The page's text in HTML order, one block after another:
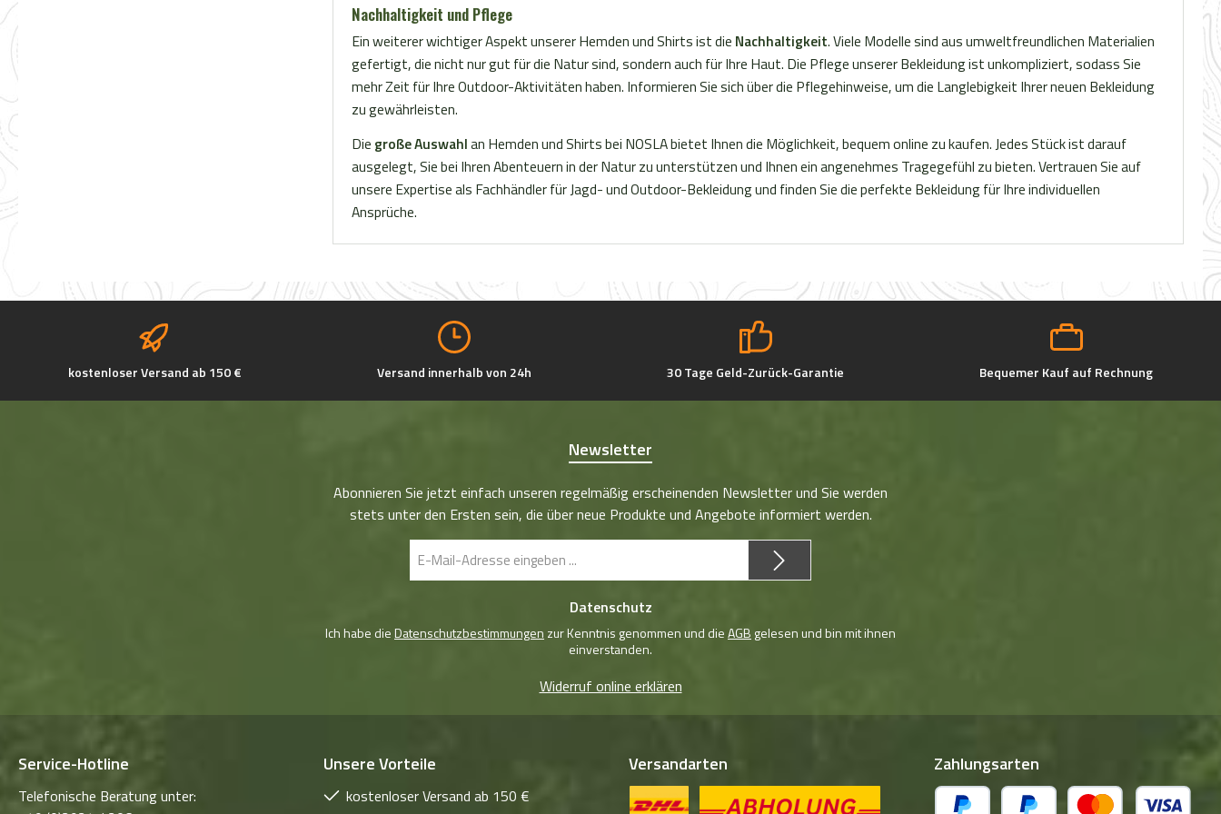
optimales Körperklima bei jeder
Wetterlage. Pflegeleicht: Das Hemd
ist widerstandsfähig gegenüber
Verschmutzungen und lässt sich leicht
reinigen. Praktische Details: Das
Knopfleiste, einen klassischen Kragen
und zwei Brusttaschen mit
Knopfverschluss. Optimale
Bewegungsfreiheit: Mit seinem
hohen Tragekomfort. Ob bei der Jagd,
beim Wandern oder in der Freizeit –
das Blaser Herren Hemd Tristan 22 in
dunkel olive/rot kariert ist Ihr
perfekter Begleiter.
ist modisch und vielseitig, perfekt für
den Outdoor-Einsatz und den Alltag.
Praktisch: Mit einer durchgehenden
für Ihre Habseligkeiten. Pflegeleicht:
Das Hemd ist maschinenwaschbar
und benötigt minimale Pflege, was es
trendiges Kleidungsstück. Es ist ein
verlässlicher Partner, der Ihnen hilft,
jedes Abenteuer komfortabel und
stilvoll zu meistern. Entdecken Sie die
Welt der Outdoor-Mode neu mit
Nachhaltigkeit und Pflege
Ein weiterer wichtiger Aspekt unserer Hemden und Shirts ist die Nachhaltigkeit. Viele Modelle sind aus umweltfreundlichen Materialien
gefertigt, die nicht nur gut für die Natur sind, sondern auch für Ihre Haut. Die Pflege unserer Bekleidung ist unkompliziert, sodass Sie
mehr Zeit für Ihre Outdoor-Aktivitäten haben. Informieren Sie sich über die Pflegehinweise, um die Langlebigkeit Ihrer neuen Bekleidung
zu gewährleisten.
Die große Auswahlan Hemden und Shirts bei NOSLA bietet Ihnen die Möglichkeit, bequem online zu kaufen. Jedes Stück ist darauf
ausgelegt, Sie bei Ihren Abenteuern in der Natur zu unterstützen und Ihnen ein angenehmes Tragegefühl zu bieten. Vertrauen Sie auf
unsere Expertise als Fachhändler für Jagd- und Outdoor-Bekleidung und finden Sie die perfekte Bekleidung für Ihre individuellen
Ansprüche.
kostenloser Versand ab 150 € Versand innerhalb von 24h 30 Tage Geld-Zurück-Garantie Bequemer Kauf auf Rechnung
Newsletter
Abonnieren Sie jetzt einfach unseren regelmäßig erscheinenden Newsletter und Sie werden
stets unter den Ersten sein, die über neue Produkte und Angebote informiert werden.
Mail-
Datenschutz
Ich habe dieDatenschutzbestimmungen zur Kenntnis genommen und dieAGB gelesen und bin mit ihnen
einverstanden.
Widerruf online erklären
Service-Hotline
Telefonische Beratung unter:
Unsere Vorteile
kostenloser Versand ab 150 €
Versandarten Zahlungsarten